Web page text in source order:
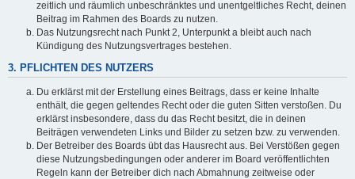
zeitlich und räumlich unbeschränktes und unentgeltliches Recht, deinen
Beitrag im Rahmen des Boards zu nutzen.
Das Nutzungsrecht nach Punkt 2, Unterpunkt a bleibt auch nach
Kündigung des Nutzungsvertrages bestehen.
3. PFLICHTEN DES NUTZERS
Du erklärst mit der Erstellung eines Beitrags, dass er keine Inhalte
enthält, die gegen geltendes Recht oder die guten Sitten verstoßen. Du
erklärst insbesondere, dass du das Recht besitzt, die in deinen
Beiträgen verwendeten Links und Bilder zu setzen bzw. zu verwenden.
Der Betreiber des Boards übt das Hausrecht aus. Bei Verstößen gegen
diese Nutzungsbedingungen oder anderer im Board veröffentlichten
Regeln kann der Betreiber dich nach Abmahnung zeitweise oder